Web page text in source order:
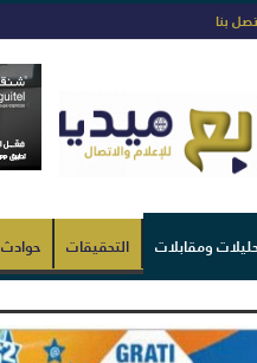
بنا
ومقابلات التحقيقات